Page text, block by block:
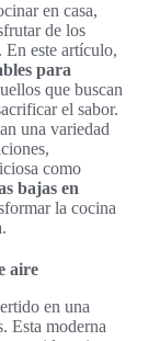
en casa,
de los
En este artículo,
para
que buscan
el sabor.
una variedad
como
bajas en
la cocina
aire
en una
Esta moderna